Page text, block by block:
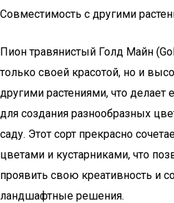
Совместимость с другими
Пион травянистый Голд Майн
только своей красотой, но и
другими растениями, что
для создания разнообразных
саду. Этот сорт прекрасно
цветами и кустарниками, что
проявить свою креативность и
ландшафтные решения.